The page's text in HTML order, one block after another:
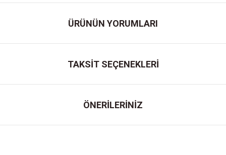
ÜRÜNÜN YORUMLARI
TAKSİT SEÇENEKLERİ
ÖNERİLERİNİZ